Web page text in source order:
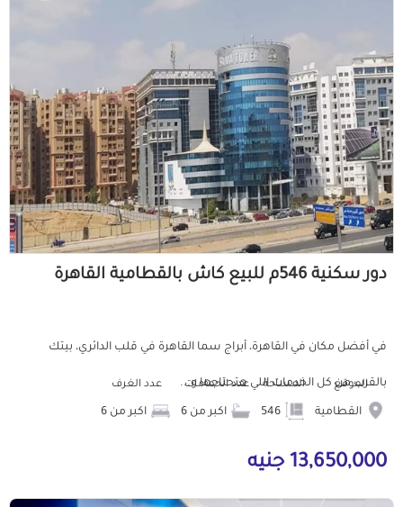
دور سكنية 546م للبيع كاش بالقطامية القاهرة
في أفضل مكان في القاهرة، أبراج سما القاهرة في قلب الدائري، بيتك
بالقرب من كل الخدمات اللي هتحتاجها و...
الموقع
القطامية
المساحة عدد الحمامات
اكبر من 6
عدد الغرف
اكبر من 6
13,650,000 جنيه